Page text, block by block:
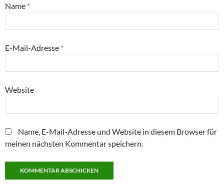
Name *
E-Mail-Adresse *
Website
Name, E-Mail-Adresse und Website in diesem Browser für
meinen nächsten Kommentar speichern.